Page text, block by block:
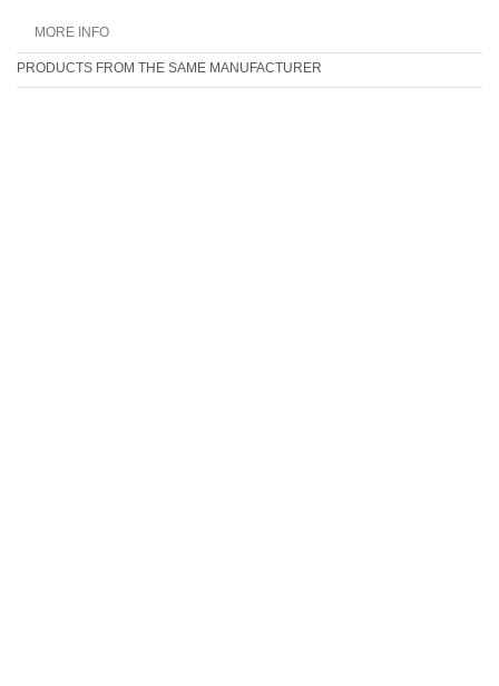
MORE INFO
PRODUCTS FROM THE SAME MANUFACTURER